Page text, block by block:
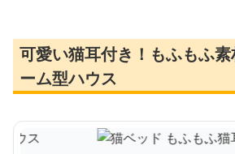
可愛い猫耳付き！もふもふ
ーム型ハウス